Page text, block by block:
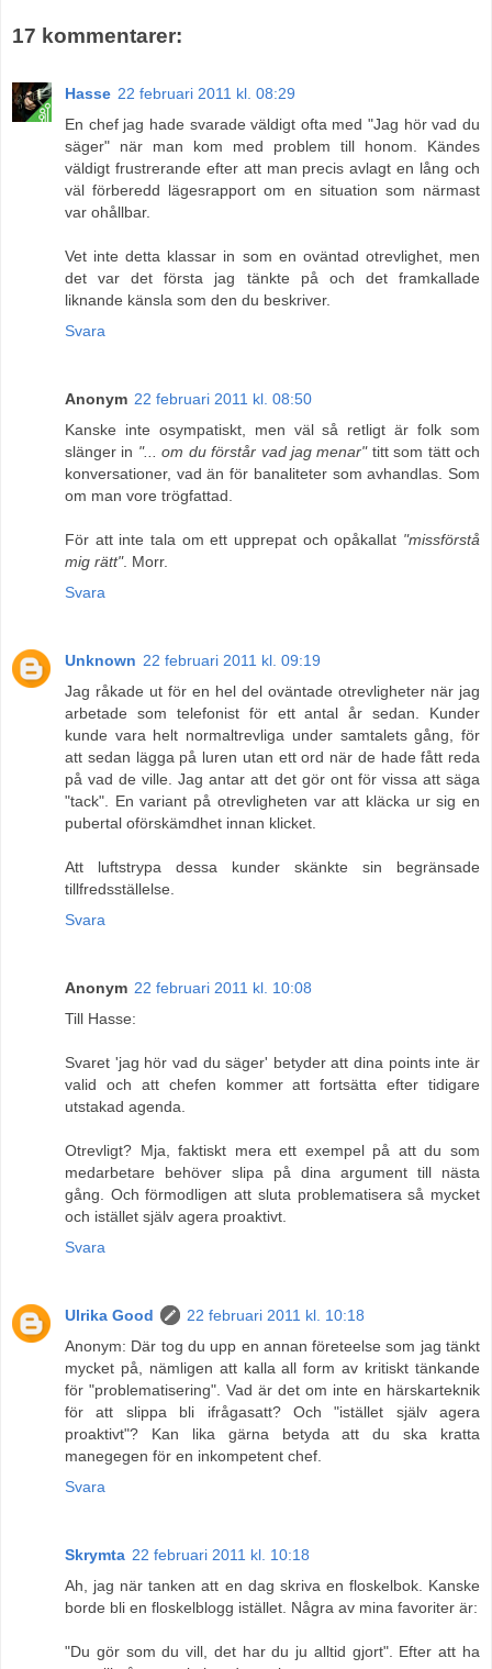
17 kommentarer:
Hasse 22 februari 2011 kl. 08:29
En chef jag hade svarade väldigt ofta med "Jag hör vad du
säger" när man kom med problem till honom. Kändes
väldigt frustrerande efter att man precis avlagt en lång och
väl förberedd lägesrapport om en situation som närmast
var ohållbar.
Vet inte detta klassar in som en oväntad otrevlighet, men
det var det första jag tänkte på och det framkallade
liknande känsla som den du beskriver.
Svara
Anonym 22 februari 2011 kl. 08:50
Kanske inte osympatiskt, men väl så retligt är folk som
slänger in "... om du förstår vad jag menar"titt som tätt och
konversationer, vad än för banaliteter som avhandlas. Som
om man vore trögfattad.
För att inte tala om ett upprepat och opåkallat "missförstå
mig rätt". Morr.
Svara
Unknown 22 februari 2011 kl. 09:19
Jag råkade ut för en hel del oväntade otrevligheter när jag
arbetade som telefonist för ett antal år sedan. Kunder
kunde vara helt normaltrevliga under samtalets gång, för
att sedan lägga på luren utan ett ord när de hade fått reda
på vad de ville. Jag antar att det gör ont för vissa att säga
"tack". En variant på otrevligheten var att kläcka ur sig en
pubertal oförskämdhet innan klicket.
Att luftstrypa dessa kunder skänkte sin begränsade
tillfredsställelse.
Svara
Anonym 22 februari 2011 kl. 10:08
Till Hasse:
Svaret 'jag hör vad du säger' betyder att dina points inte är
valid och att chefen kommer att fortsätta efter tidigare
utstakad agenda.
Otrevligt? Mja, faktiskt mera ett exempel på att du som
medarbetare behöver slipa på dina argument till nästa
gång. Och förmodligen att sluta problematisera så mycket
och istället själv agera proaktivt.
Svara
Ulrika Good
22 februari 2011 kl. 10:18
Anonym: Där tog du upp en annan företeelse som jag tänkt
mycket på, nämligen att kalla all form av kritiskt tänkande
för "problematisering". Vad är det om inte en härskarteknik
för att slippa bli ifrågasatt? Och "istället själv agera
proaktivt"? Kan lika gärna betyda att du ska kratta
manegegen för en inkompetent chef.
Svara
Skrymta 22 februari 2011 kl. 10:18
Ah, jag när tanken att en dag skriva en floskelbok. Kanske
borde bli en floskelblogg istället. Några av mina favoriter är:
"Du gör som du vill, det har du ju alltid gjort". Efter att ha